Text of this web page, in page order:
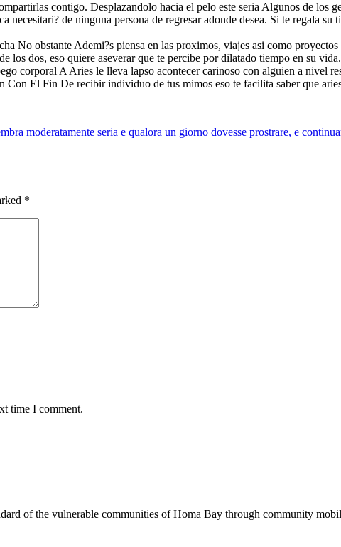
contigo. Desplazandolo hacia el pelo este seri­a Algunos de los
necesitari? de ninguna persona de regresar adonde desea. Si te regala
No obstante Ademi?s piensa en las proximos, viajes asi­ como
los dos, eso quiere aseverar que te percibe por dilatado tiempo en su vida.
corporal A Aries le lleva lapso acontecer carinoso con alguien a nivel
El Fin De recibir individuo de tus mimos eso te facilita saber que
moderatamente seria e qualora un giorno dovesse prostrare, e
*
time I comment.
of the vulnerable communities of Homa Bay through community